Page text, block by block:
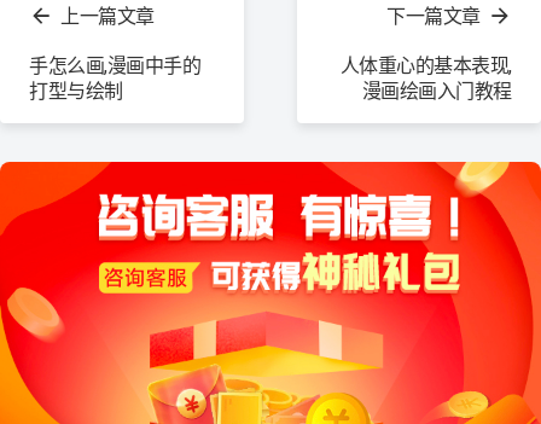
上一篇文章
手怎么画,漫画中手的
打型与绘制
下一篇文章
人体重心的基本表现,
漫画绘画入门教程